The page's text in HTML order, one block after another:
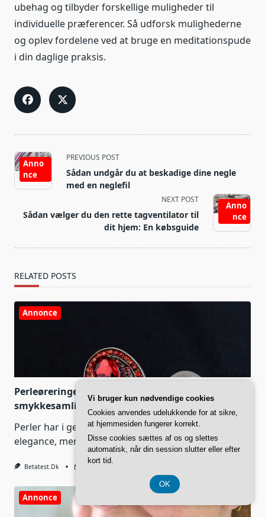
ubehag og tilbyder forskellige muligheder til
individuelle præferencer. Så udforsk mulighederne
og oplev fordelene ved at bruge en meditationspude
i din daglige praksis.
<span
class="nav-
subtitle
reader-
Anno
nce
PREVIOUS POST
Sådan undgår du at beskadige dine negle
med en neglefil
Anno
nce
NEXT POST
Sådan vælger du den rette tagventilator til
dit hjem: En købsguide
RELATED POSTS
Annonce
Perleøreringe er et elegant valg til enhver
smykkesamling
Perler har i generationer været forbundet med
elegance, men i
...
Betatest.dk
Annonce
Vi bruger kun nødvendige cookies
Cookies anvendes udelukkende for at sikre,
at hjemmesiden fungerer korrekt.
Disse cookies sættes af os og slettes
automatisk, når din session slutter eller efter
kort tid.
OK